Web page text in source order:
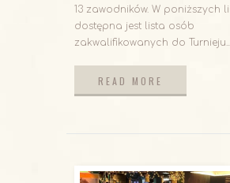
13 zawodników. W poniższych
dostępna jest lista osób
zakwalifikowanych do Turnieju...
READ MORE